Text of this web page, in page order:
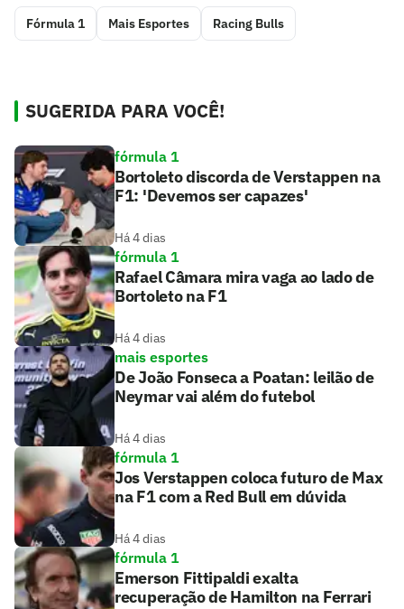
Fórmula 1 Mais Esportes Racing Bulls
SUGERIDA PARA VOCÊ!
fórmula 1
Bortoleto discorda de Verstappen na
F1: 'Devemos ser capazes'
Há 4 dias
fórmula 1
Rafael Câmara mira vaga ao lado de
Bortoleto na F1
Há 4 dias
mais esportes
De João Fonseca a Poatan: leilão de
Neymar vai além do futebol
Há 4 dias
fórmula 1
Jos Verstappen coloca futuro de Max
na F1 com a Red Bull em dúvida
Há 4 dias
fórmula 1
Emerson Fittipaldi exalta
recuperação de Hamilton na Ferrari